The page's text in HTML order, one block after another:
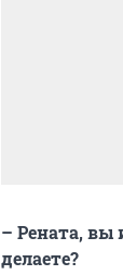
– Рената, вы
делаете?